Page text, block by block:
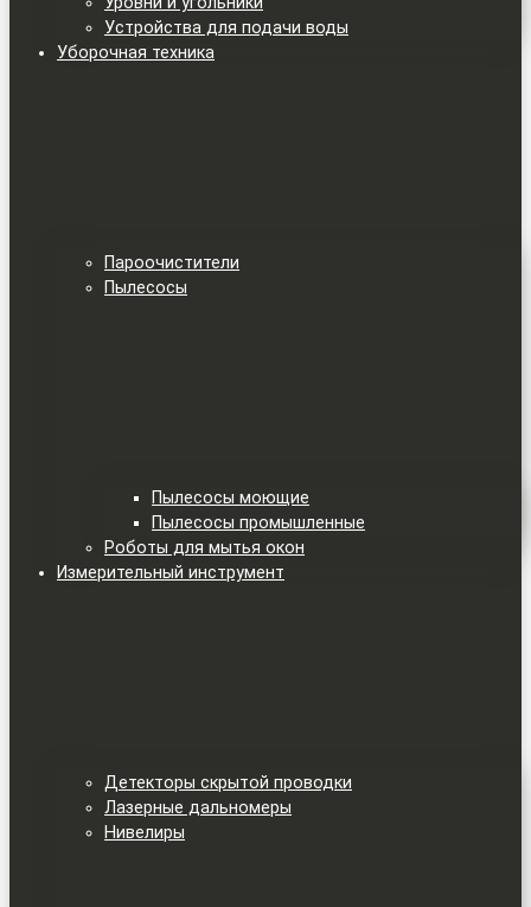
Устройства для подачи воды
Уборочная техника
Пароочистители
Пылесосы
Пылесосы моющие
Пылесосы промышленные
Роботы для мытья окон
Измерительный инструмент
Детекторы скрытой проводки
Лазерные дальномеры
Нивелиры